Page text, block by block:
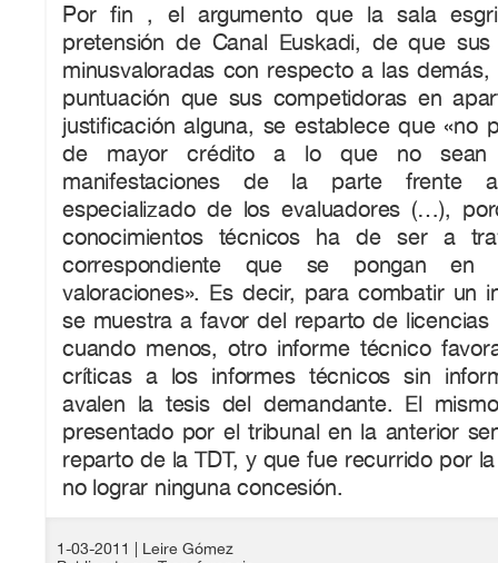
Por fin , el argumento que la sala
pretensión de Canal Euskadi, de que
minusvaloradas con respecto a las demás,
puntuación que sus competidoras en
justificación alguna, se establece que «no
de mayor crédito a lo que no sean
manifestaciones de la parte frente
especializado de los evaluadores (…),
conocimientos técnicos ha de ser a
correspondiente que se pongan en
valoraciones». Es decir, para combatir un
se muestra a favor del reparto de
cuando menos, otro informe técnico
críticas a los informes técnicos sin
avalen la tesis del demandante. El
presentado por el tribunal en la anterior
reparto de la TDT, y que fue recurrido por
no lograr ninguna concesión.
1-03-2011
| Leire Gómez